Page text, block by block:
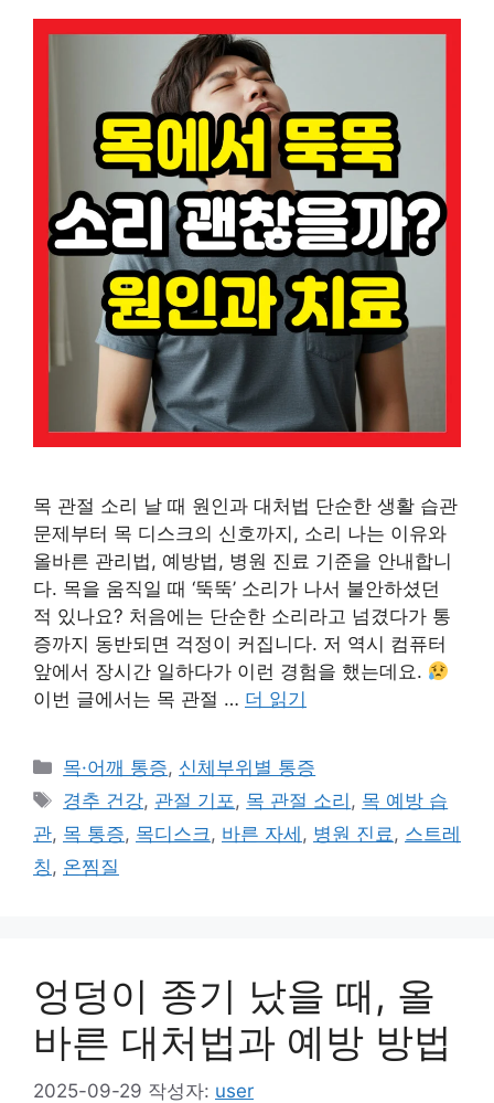
목 관절 소리 날 때 원인과 대처법 단순한 생활 습관
문제부터 목 디스크의 신호까지, 소리 나는 이유와
올바른 관리법, 예방법, 병원 진료 기준을 안내합니
다. 목을 움직일 때 ‘뚝뚝’ 소리가 나서 불안하셨던
적 있나요? 처음에는 단순한 소리라고 넘겼다가 통
증까지 동반되면 걱정이 커집니다. 저 역시 컴퓨터
앞에서 장시간 일하다가 이런 경험을 했는데요.
이번 글에서는 목 관절 … 더 읽기
카
테
리
목·어깨 통증, 신체부위별 통증
태
그
경추 건강, 관절 기포, 목 관절 소리 , 목 예방 습
관, 목 통증, 목디스크, 바른 자세 , 병원 진료, 스트레
칭, 온찜질
엉덩이 종기 났을 때, 올
바른 대처법과 예방 방법
2025-09-29 작성자: user